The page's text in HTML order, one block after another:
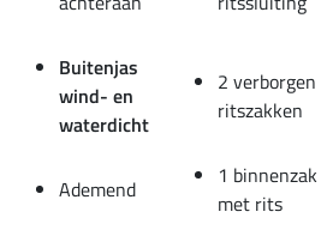
Buitenjas
wind- en
waterdicht
2 verborgen
ritszakken
Ademend
1 binnenzak
met rits